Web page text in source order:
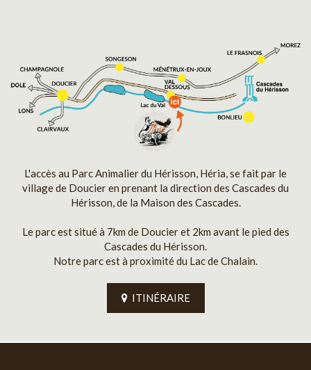
L'accès au Parc Animalier du Hérisson, Héria, se fait par le
village de Doucier en prenant la direction des Cascades du
Hérisson, de la Maison des Cascades.
Le parc est situé à 7km de Doucier et 2km avant le pied des
Cascades du Hérisson.
Notre parc est à proximité du Lac de Chalain.
ITINÉRAIRE